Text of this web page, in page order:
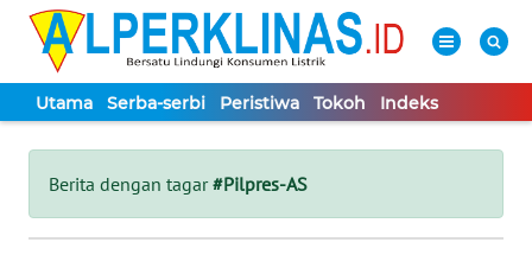
Utama Serba-serbi Peristiwa Tokoh Indeks
Berita dengan tagar#Pilpres-AS
Tutup
UTAMA